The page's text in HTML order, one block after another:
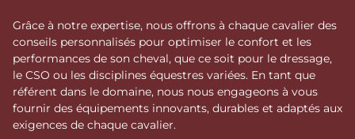
Grâce à notre expertise, nous offrons à chaque cavalier des
conseils personnalisés pour optimiser le confort et les
performances de son cheval, que ce soit pour le dressage,
le CSO ou les disciplines équestres variées. En tant que
référent dans le domaine, nous nous engageons à vous
fournir des équipements innovants, durables et adaptés aux
exigences de chaque cavalier.